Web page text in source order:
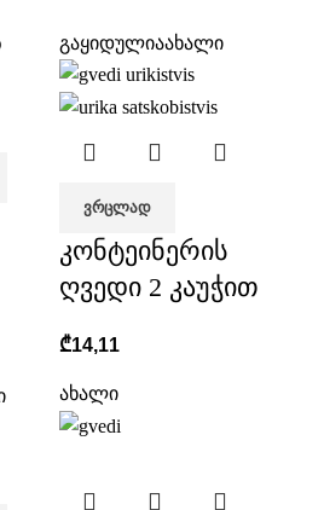
გაყიდულიაახალი
ᲕᲠᲪᲚᲐᲓ
კონტეინერის
ღვედი 2 კაუჭით
₾14,11
ახალი